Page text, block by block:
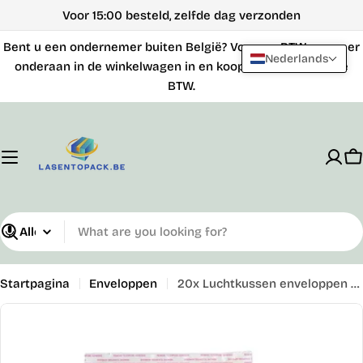
naar
inhoud
over
Voor 15:00 besteld, zelfde dag verzonden
Bent u een ondernemer buiten België? Voer uw BTW-nummer
onderaan in de winkelwagen in en koop zonder Belgische
BTW.
What
you
Startpagina Enveloppen
20x Luchtkussen enveloppen - 29cm x 39cm + 4cm - Hoogglans Wit
productinformatie
Nederlands